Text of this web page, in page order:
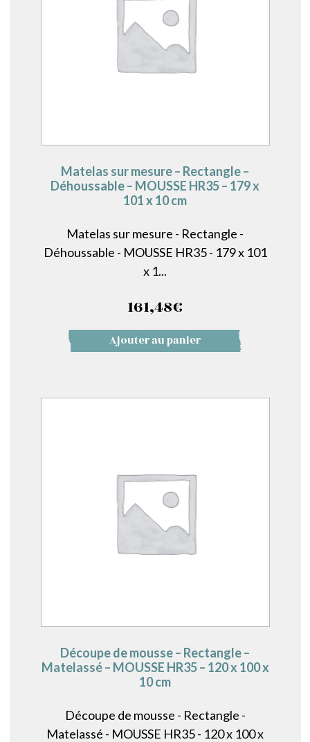
Matelas sur mesure – Rectangle –
Déhoussable – MOUSSE HR35 – 179 x
101 x 10 cm
Matelas sur mesure - Rectangle -
Déhoussable - MOUSSE HR35 - 179 x 101
x 1...
161,48€
Ajouter au panier
Découpe de mousse – Rectangle –
Matelassé – MOUSSE HR35 – 120 x 100 x
10 cm
Découpe de mousse - Rectangle -
Matelassé - MOUSSE HR35 - 120 x 100 x